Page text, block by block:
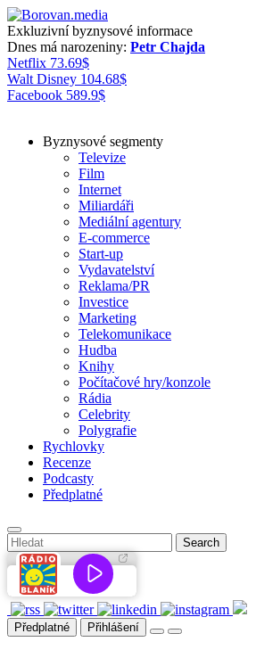
Exkluzivní byznysové informace
Dnes má narozeniny: Petr Chajda
Netflix 73.69$
Walt Disney 104.68$
Facebook 589.9$
Byznysové segmenty
Televize
Film
Internet
Miliardáři
Mediální agentury
E-commerce
Start-up
Vydavatelství
Reklama/PR
Investice
Marketing
Telekomunikace
Hudba
Knihy
Počítačové hry/konzole
Rádia
Celebrity
Polygrafie
Rychlovky
Recenze
Podcasty
Předplatné
Předplatné Přihlášení